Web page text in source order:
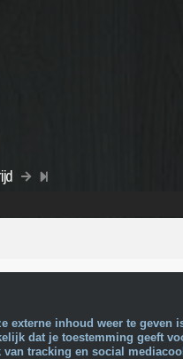
externe inhoud weer te geven
dat je toestemming geeft
van tracking en social